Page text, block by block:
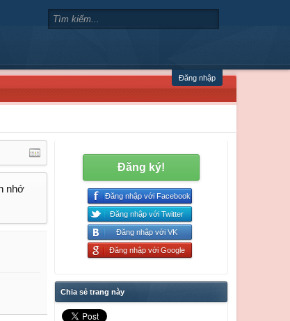
Đăng nhập
nhớ
Đăng ký!
Đăng nhập với Facebook
Đăng nhập với Twitter
Đăng nhập với VK
Đăng nhập với Google
Chia sẻ trang này